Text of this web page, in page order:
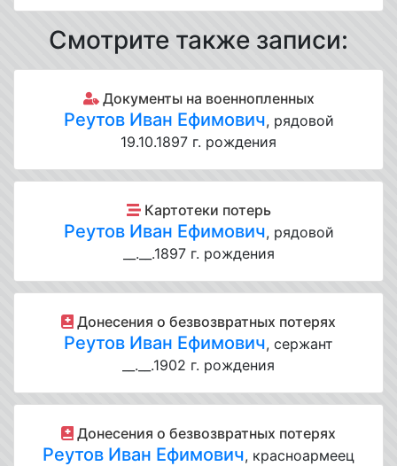
Смотрите также записи:
Документы на военнопленных
Реутов Иван Ефимович, рядовой
19.10.1897 г. рождения
Картотеки потерь
Реутов Иван Ефимович, рядовой
__.__.1897 г. рождения
Донесения о безвозвратных потерях
Реутов Иван Ефимович, сержант
__.__.1902 г. рождения
Донесения о безвозвратных потерях
Реутов Иван Ефимович, красноармеец